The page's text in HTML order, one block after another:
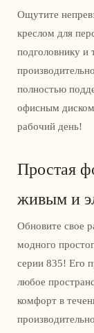
Ощутите
креслом для
подголовнику и
полностью
офисным
рабочий день!
Простая
живым и
Обновите свое
модного
серии 835! Его
любое
комфорт в